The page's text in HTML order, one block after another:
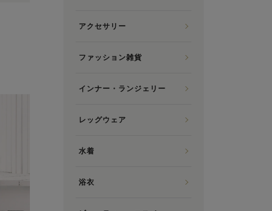
アクセサリー
ファッション雑貨
インナー・ランジェリー
レッグウェア
水着
浴衣